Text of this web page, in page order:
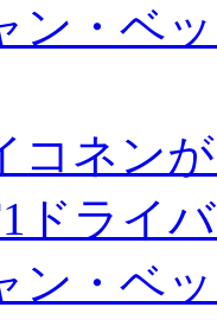
ン・ベ
コネン
ドライ
ン・ベ